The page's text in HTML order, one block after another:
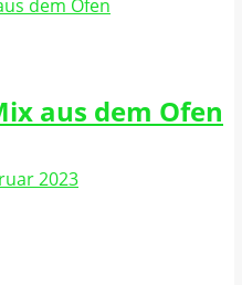
aus dem Ofen
2023